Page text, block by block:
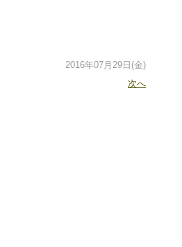
2016年07月29日(金)
次へ